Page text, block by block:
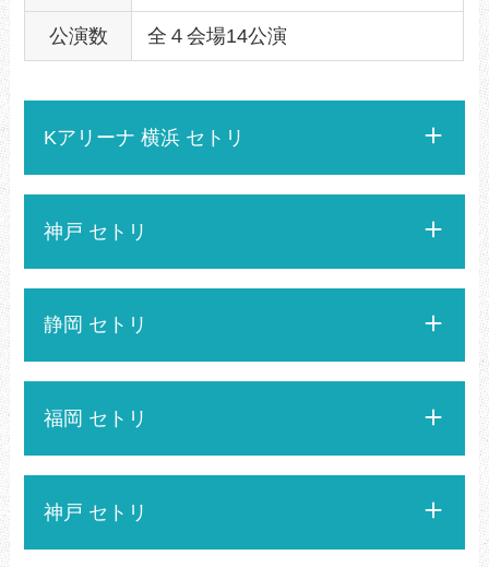
公演数 全４会場14公演
Kアリーナ 横浜 セトリ
神戸 セトリ
静岡 セトリ
福岡 セトリ
神戸 セトリ